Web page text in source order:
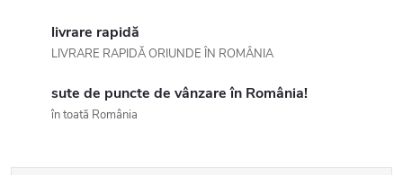
livrare rapidă
LIVRARE RAPIDĂ ORIUNDE ÎN ROMÂNIA
sute de puncte de vânzare în România!
în toată România